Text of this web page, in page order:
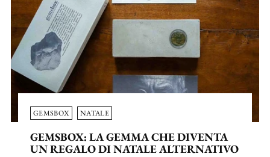
GEMSBOX NATALE
GEMSBOX: LA GEMMA CHE DIVENTA
UN REGALO DI NATALE ALTERNATIVO